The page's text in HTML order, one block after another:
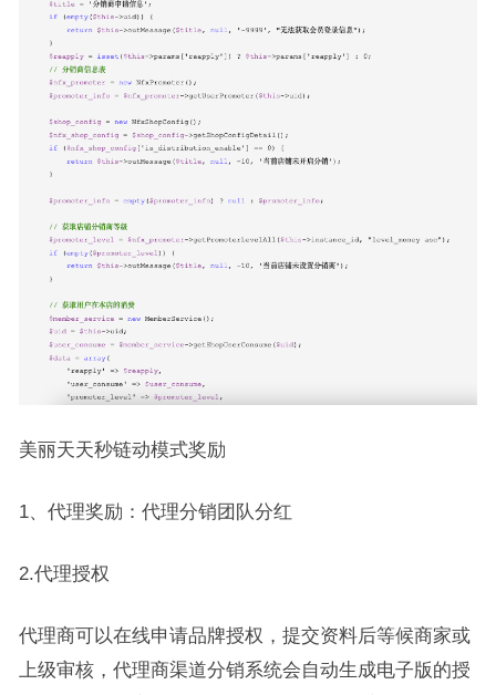
美丽天天秒链动模式奖励
1、代理奖励： 代理分销团队分红
2.代理授权
代理商可以在线申请品牌授权，提交资料后等候商家或
上级审核，代理商渠道分销系统会自动生成电子版的授